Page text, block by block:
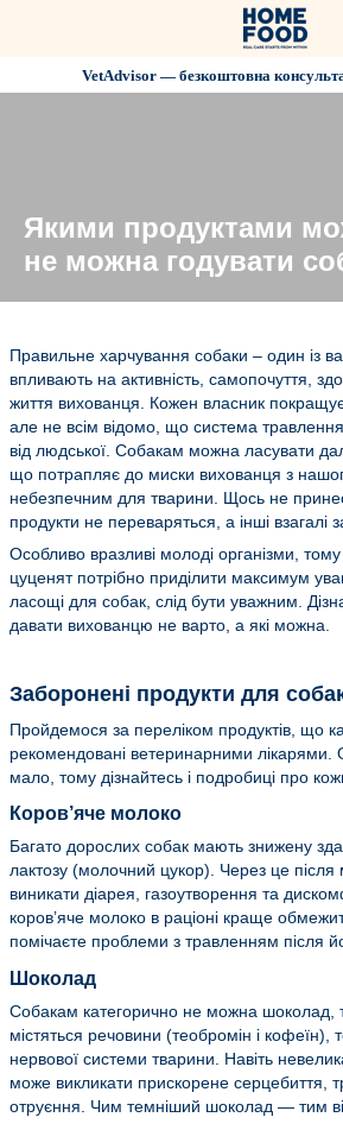
VetAdvisor — безкоштовна
Якими продуктами
не можна годувати
Правильне харчування собаки – один із
впливають на активність, самопочуття,
життя вихованця. Кожен власник
але не всім відомо, що система травлення
від людської. Собакам можна ласувати
що потрапляє до миски вихованця з
небезпечним для тварини. Щось не
продукти не переваряться, а інші взагалі
Особливо вразливі молоді організми, тому
цуценят потрібно приділити максимум
ласощі для собак, слід бути уважним.
давати вихованцю не варто, а які можна.
Заборонені продукти для
Пройдемося за переліком продуктів, що
рекомендовані ветеринарними
мало, тому дізнайтесь і подробиці про
Коров’яче молоко
Багато дорослих собак мають знижену
лактозу (молочний цукор). Через це
виникати діарея, газоутворення та
коров’яче молоко в раціоні краще
помічаєте проблеми з травленням після
Шоколад
Собакам категорично не можна шоколад,
містяться речовини (теобромін і кофеїн),
нервової системи тварини. Навіть
може викликати прискорене серцебиття,
отруєння. Чим темніший шоколад — тим